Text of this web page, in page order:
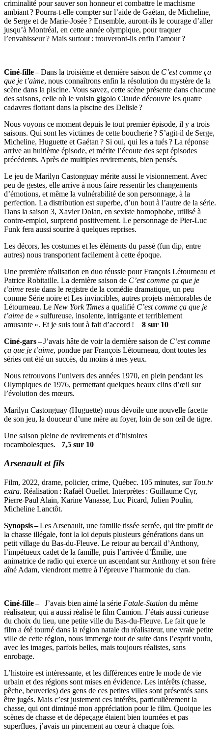
criminalité pour sauver son honneur et combattre le machisme
ambiant ? Pourra-t-elle compter sur l’aide de Gaétan, de Micheline,
de Serge et de Marie-Josée ? Ensemble, auront-ils le courage d’aller
jusqu’à Montréal, en cette année olympique, pour traquer
l’envahisseur ? Mais surtout : trouveront-ils enfin l’amour ?
Ciné-fille –Dans la troisième et dernière saison de C’est comme ça
que je t’aime, nous connaîtrons enfin la résolution du mystère de la
scène dans la piscine. Vous savez, cette scène présente dans chacune
des saisons, celle où le voisin gigolo Claude découvre les quatre
cadavres flottant dans la piscine des Delisle ?
Nous voyons ce moment depuis le tout premier épisode, il y a trois
saisons. Qui sont les victimes de cette boucherie ? S’agit-il de Serge,
Micheline, Huguette et Gaétan ? Si oui, qui les a tués ? La réponse
arrive au huitième épisode, et mérite l’écoute des sept épisodes
précédents. Après de multiples revirements, bien pensés.
Le jeu de Marilyn Castonguay mérite aussi le visionnement. Avec
peu de gestes, elle arrive à nous faire ressentir les changements
d’émotions, et même la vulnérabilité de son personnage, à la
perfection. La distribution est superbe, d’un bout à l’autre de la série.
Dans la saison 3, Xavier Dolan, en sexiste homophobe, utilisé à
contre-emploi, surprend positivement. Le personnage de Pier-Luc
Funk fera aussi sourire à quelques reprises.
Les décors, les costumes et les éléments du passé (fun dip, entre
autres) nous transportent facilement à cette époque.
Une première réalisation en duo réussie pour François Létourneau et
Patrice Robitaille. La dernière saison de C’est comme ça que je
t’aime reste dans le registre de la comédie dramatique, un peu
comme Série noire et Les invincibles, autres projets mémorables de
Létourneau. Le New York Times a qualifié C’est comme ça que je
t’aime de « sulfureuse, insolente, intrigante et terriblement
amusante ». Et je suis tout à fait d’accord ! 8 sur 10
Ciné-gars –J’avais hâte de voir la dernière saison de C’est comme
ça que je t’aime, pondue par François Létourneau, dont toutes les
séries ont été un succès, du moins à mes yeux.
Nous retrouvons l’univers des années 1970, en plein pendant les
Olympiques de 1976, permettant quelques beaux clins d’œil sur
l’évolution des mœurs.
Marilyn Castonguay (Huguette) nous dévoile une nouvelle facette
de son jeu, la douceur d’une mère au foyer, loin de son œil de tigre.
Une saison pleine de revirements et d’histoires
rocambolesques. 7,5 sur 10
Arsenault et fils
Film, 2022, drame, policier, crime, Québec. 105 minutes, sur Tou.tv
extra. Réalisation : Rafaël Ouellet. Interprètes : Guillaume Cyr,
Pierre-Paul Alain, Karine Vanasse, Luc Picard, Julien Poulin,
Micheline Lanctôt.
Synopsis –Les Arsenault, une famille tissée serrée, qui tire profit de
la chasse illégale, font la loi depuis plusieurs générations dans un
petit village du Bas-du-Fleuve. Le retour au bercail d’Anthony,
l’impétueux cadet de la famille, puis l’arrivée d’Émilie, une
animatrice de radio qui exerce un ascendant sur Anthony et son frère
aîné Adam, viendront mettre à l’épreuve l’harmonie du clan.
Ciné-fille – J’avais bien aimé la série Fatale-Station du même
réalisateur, qui a aussi réalisé le film Camion. J’étais aussi curieuse
du choix du lieu, une petite ville du Bas-du-Fleuve. Le fait que le
film a été tourné dans la région natale du réalisateur, une vraie petite
ville de cette région, nous immerge tout de suite dans l’esprit voulu,
avec les images, parfois belles, mais toujours réalistes, sans
enrobage.
L’histoire est intéressante, et les différences entre le mode de vie
urbain et des régions sont mises en évidence. Les intérêts (chasse,
pêche, beuveries) des gens de ces petites villes sont présentés sans
être jugés. Mais c’est justement ces intérêts, particulièrement la
chasse, qui ont diminué mon appréciation pour le film. Quoique les
scènes de chasse et de dépeçage étaient bien tournées et pas
superflues, j’avais un pincement au cœur à chaque fois.